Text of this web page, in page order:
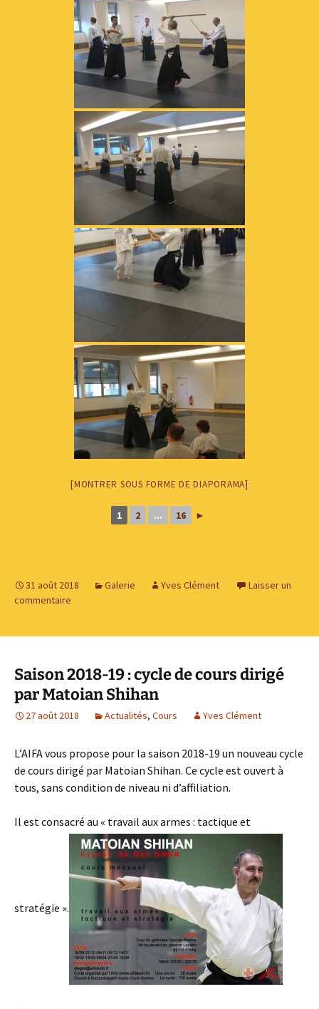
[MONTRER SOUS FORME DE DIAPORAMA]
1 2 ... 16 ►
31 août 2018 Galerie Yves Clément
Laisser un
commentaire
Saison 2018-19 : cycle de cours dirigé
par Matoian Shihan
27 août 2018 Actualités, Cours Yves Clément
L’AIFA vous propose pour la saison 2018-19 un nouveau cycle
de cours dirigé par Matoian Shihan. Ce cycle est ouvert à
tous, sans condition de niveau ni d’affiliation.
Il est consacré au « travail aux armes : tactique et
stratégie ».